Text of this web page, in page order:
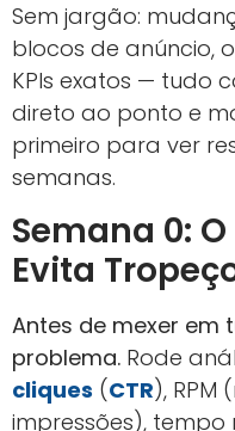
Sem jargão:
blocos de anúncio,
KPIs exatos — tudo
direto ao ponto e
primeiro para ver
semanas.
Semana 0:
Evita
Antes de mexer em
problema. Rode
cliques (CTR), RPM
impressões),